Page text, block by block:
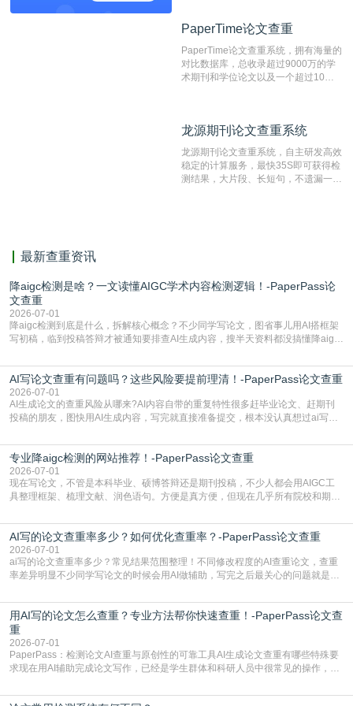
系统，可检测中文、英文两种语言的论
PaperTime论文查重
PaperTime论文查重系统，拥有海量的
对比数据库，总收录超过9000万的学
术期刊和学位论文以及一个超过10亿
对，利用指纹索引快速而精准地在云检
有相似的片段，该项技术检测速度快、
准确率高，市场反映良好。
龙源期刊论文查重系统
龙源期刊论文查重系统，自主研发高效
稳定的计算服务，最快35S即可获得检
测结果，大片段、长短句，不遗漏一处
最新查重资讯
降aigc检测是啥？一文读懂AIGC学术内容检测逻辑！-PaperPass论
文查重
2026-07-01
降aigc检测到底是什么，拆解核心概念？不少同学写论文，图省事儿用AI搭框架
写初稿，临到投稿答辩才被通知要排查AI生成内容，搜半天资料都没搞懂降aigc
怕是已经入行的科研人员，不少人也搞不清降aigc检测是啥，对相关要求摸不
准。其实，降aigc检测是伴随AIGC工具在学术领域普及诞生的新需求，核心是为
了满足现在高校、期刊对AI生
AI写论文查重有问题吗？这些风险要提前理清！-PaperPass论文查重
2026-07-01
AI生成论文的查重风险从哪来?AI内容自带的重复特性很多赶毕业论文、赶期刊
投稿的朋友，图快用AI生成内容，写完就直接准备提交，根本没认真想过ai写论
自带不可忽视的查重风险。AI训练依赖海量公开的文本数据，生成内容本质是基
于训练数据的概率拼接，不是从零开始的原创创作。生成过程中，很容易复用已
有的高频公共表述，甚至直接拼接已经公开
专业降aigc检测的网站推荐！-PaperPass论文查重
2026-07-01
现在写论文，不管是本科毕业、硕博答辩还是期刊投稿，不少人都会用AIGC工
具整理框架、梳理文献、润色语句。方便是真方便，但现在几乎所有院校和期刊
五遍还是过不了预检测的大有人在，这时候，找到靠谱的降AIGC检测率的网
站，就能少走好多弯路。PaperPass：守护学术原创性的智能伙伴AIGC生成内
容的学术合规痛点去年帮一个本科师弟改
AI写的论文查重率多少？如何优化查重率？-PaperPass论文查重
2026-07-01
ai写的论文查重率多少？常见结果范围整理！不同修改程度的AI查重论文，查重
率差异明显不少同学写论文的时候会用AI做辅助，写完之后最关心的问题就是ai
实际情况和大家想的不太一样。AI训练依赖海量公开学术文献、网络内容，生成
内容本质是按照语义概率拼接已有内容，很容易和已发布的作品撞重复，甚至会
直接引用整段已有内容，所以查重率偏高是
用AI写的论文怎么查重？专业方法帮你快速查重！-PaperPass论文查
重
2026-07-01
PaperPass：检测论文AI查重与原创性的可靠工具AI生成论文查重有哪些特殊要
求现在用AI辅助完成论文写作，已经是学生群体和科研人员中很常见的操作，不
但很多人忽略了，AI生成的内容天生带有重复风险——训练AI的数据集本身就包